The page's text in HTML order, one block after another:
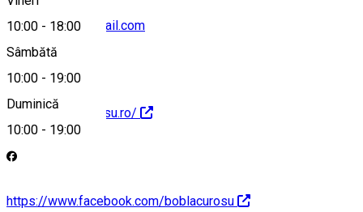
10:00 - 18:00
Sâmbătă
10:00 - 19:00
Duminică
10:00 - 19:00
boblacurosu@gmail.com
https://boblacurosu.ro/
https://www.facebook.com/boblacurosu